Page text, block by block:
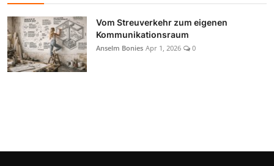
Vom Streuverkehr zum eigenen
Kommunikationsraum
Anselm Bonies Apr 1, 2026 0